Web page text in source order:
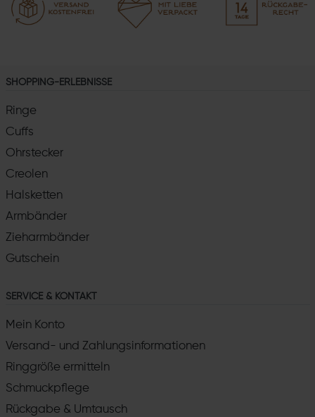
SHOPPING-ERLEBNISSE
Ringe
Cuffs
Ohrstecker
Creolen
Halsketten
Armbänder
Zieharmbänder
Gutschein
SERVICE & KONTAKT
Mein Konto
Versand- und Zahlungsinformationen
Ringgröße ermitteln
Schmuckpflege
Rückgabe & Umtausch